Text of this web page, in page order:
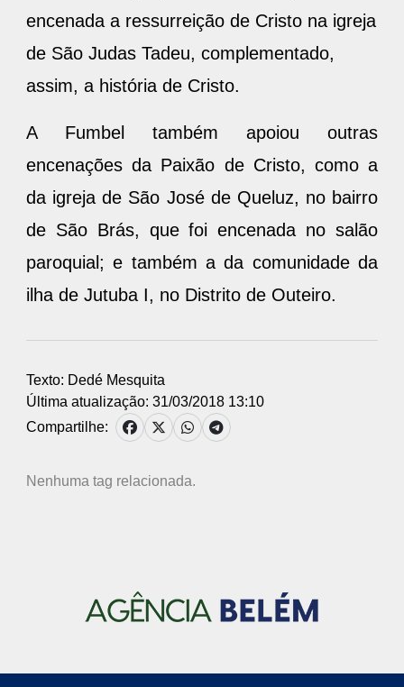
encenada a ressurreição de Cristo na igreja
de São Judas Tadeu, complementado,
assim, a história de Cristo.
A Fumbel também apoiou outras
encenações da Paixão de Cristo, como a
da igreja de São José de Queluz, no bairro
de São Brás, que foi encenada no salão
paroquial; e também a da comunidade da
ilha de Jutuba I, no Distrito de Outeiro.
Texto: Dedé Mesquita
Última atualização: 31/03/2018 13:10
Compartilhe:
Nenhuma tag relacionada.